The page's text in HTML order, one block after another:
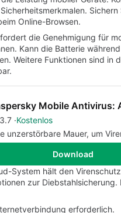
Online-Browsen.
die Genehmigung für
Kann die Batterie
Weitere Funktionen sind in
3.7 Kostenlos
unzerstörbare Mauer, um
Download
System hält den
zur Diebstahlsicherung.
erforderlich.